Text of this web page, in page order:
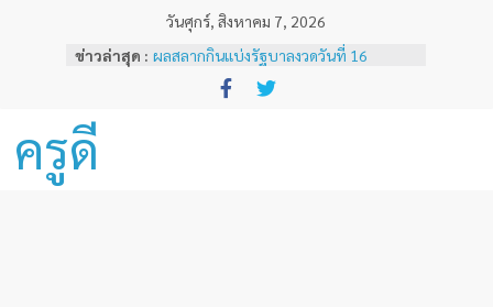
วันศุกร์, สิงหาคม 7, 2026
ข่าวล่าสุด : ผลสลากกินแบ่งรัฐบาลงวดวันที่ 16
ธันวาคม 2567
ผลสลากกินแบ่งรัฐบาลงวดวันที่ 1 ธันวาคม
ครูดี